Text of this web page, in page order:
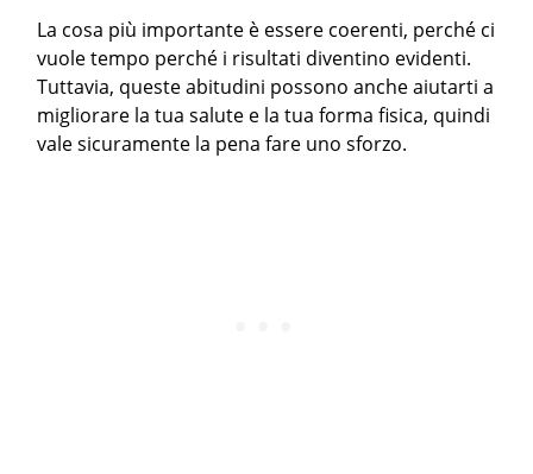
La cosa più importante è essere coerenti, perché ci
vuole tempo perché i risultati diventino evidenti.
Tuttavia, queste abitudini possono anche aiutarti a
migliorare la tua salute e la tua forma fisica, quindi
vale sicuramente la pena fare uno sforzo.